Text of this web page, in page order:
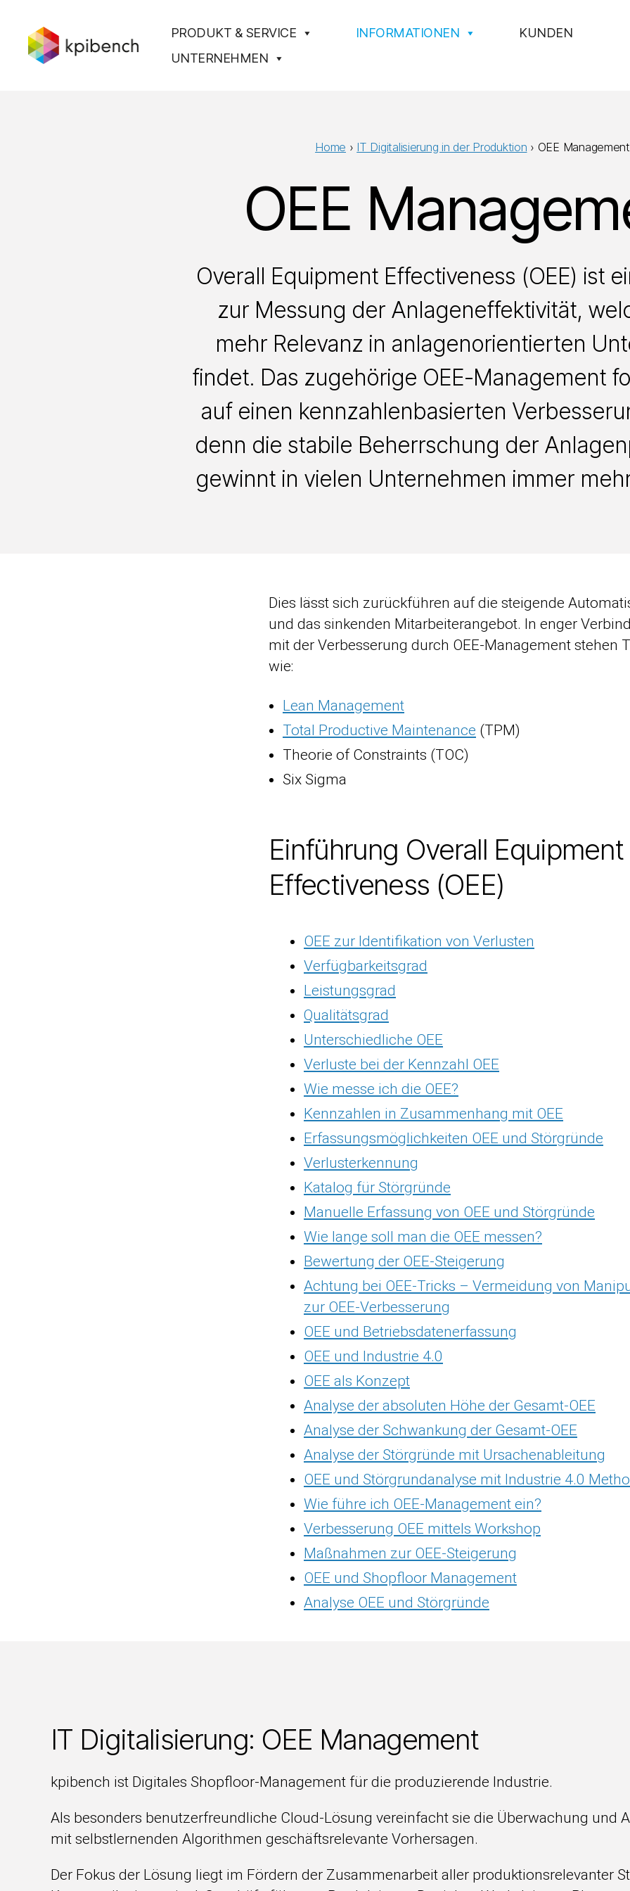
PRODUKT & SERVICE INFORMATIONEN
KUNDEN
UNTERNEHMEN
Home › IT Digitalisierung in der Produktion › OEE Management
OEE
Overall Equipment Effectiveness (OEE) ist
zur Messung der Anlageneffektivität,
mehr Relevanz in anlagenorientierten
findet. Das zugehörige OEE-Management
auf einen kennzahlenbasierten
denn die stabile Beherrschung der
gewinnt in vielen Unternehmen immer
Dies lässt sich zurückführen auf die steigende
und das sinkenden Mitarbeiterangebot. In enger
mit der Verbesserung durch OEE-Management stehen
wie:
Lean Management
Total Productive Maintenance (TPM)
Theorie of Constraints (TOC)
Six Sigma
Einführung Overall Equipment
Effectiveness (OEE)
OEE zur Identifikation von Verlusten
Verfügbarkeitsgrad
Leistungsgrad
Qualitätsgrad
Unterschiedliche OEE
Verluste bei der Kennzahl OEE
Wie messe ich die OEE?
Kennzahlen in Zusammenhang mit OEE
Erfassungsmöglichkeiten OEE und Störgründe
Verlusterkennung
Katalog für Störgründe
Manuelle Erfassung von OEE und Störgründe
Wie lange soll man die OEE messen?
Bewertung der OEE-Steigerung
Achtung bei OEE-Tricks – Vermeidung von
zur OEE-Verbesserung
OEE und Betriebsdatenerfassung
OEE und Industrie 4.0
OEE als Konzept
Analyse der absoluten Höhe der Gesamt-OEE
Analyse der Schwankung der Gesamt-OEE
Analyse der Störgründe mit Ursachenableitung
OEE und Störgrundanalyse mit Industrie 4.0
Wie führe ich OEE-Management ein?
Verbesserung OEE mittels Workshop
Maßnahmen zur OEE-Steigerung
OEE und Shopfloor Management
Analyse OEE und Störgründe
IT Digitalisierung: OEE Management
kpibench ist Digitales Shopfloor-Management für die produzierende Industrie.
Als besonders benutzerfreundliche Cloud-Lösung vereinfacht sie die Überwachung und
mit selbstlernenden Algorithmen geschäftsrelevante Vorhersagen.
Der Fokus der Lösung liegt im Fördern der Zusammenarbeit aller produktionsrelevanter